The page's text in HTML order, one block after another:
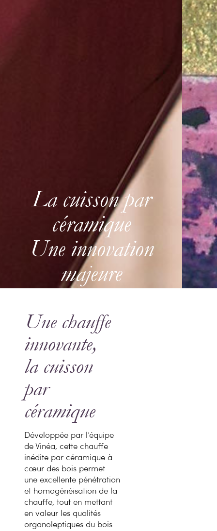
La cuisson par
céramique
Une innovation
majeure
Une chauffe
innovante,
la cuisson
par
céramique
Développée par l’équipe
de Vinéa, cette chauffe
inédite par céramique à
cœur des bois permet
une excellente pénétration
et homogénéisation de la
chauffe, tout en mettant
en valeur les qualités
organoleptiques du bois